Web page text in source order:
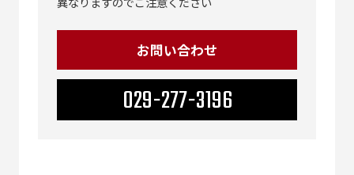
お問い合わせ
029-277-3196